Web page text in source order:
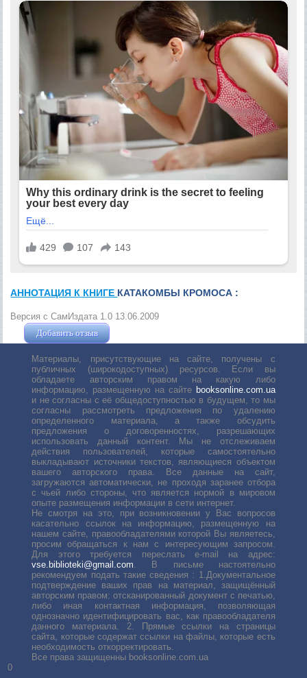
АННОТАЦИЯ К КНИГЕ КАТАКОМБЫ КРОМОСА :
Версия с СамИздата 1.0 13.06.2009
Добавить отзыв
Материалы, присутствующие на сайте, получены с
публичных (широкодоступных) ресурсов. Если вы
обладаете авторским правом на какую либо
информацию, размещенную на сайте booksonline.com.ua
и не согласны с её общедоступностью в будущем, то мы
согласны рассмотреть предложения по удалению
определенного материала, а также обсудить
предложения о договоренностях, разрешающих
использовать данный контент. Мы не отслеживаем
действия пользователей, которые самостоятельно
выкладывают источники текстов, являющиеся объектом
вашего авторского права. Все данные на сайт,
загружаются автоматически, не проходя заранее отбора
с чьей либо стороны, что является нормой в мировом
опыте размещения информации в сети интернет.
Не смотря на это, при возникновении у Вас вопросов
касательно ссылок на информацию, размещенную на
нашем сайте, правообладателями которой Вы являетесь,
просим обращаться к нам с интересующим запросом.
Для этого требуется переслать е-mail на адрес:
vse.biblioteki@gmail.com. В письме настоятельно
рекомендуем подать такие сведения : 1.Документальное
подтверждение ваших прав на материал, защищённый
авторским правом: отсканированный документ с печатью,
либо иная контактная информация, позволяющая
однозначно идентифицировать вас, как правообладателя
данного материала. 2. Прямые ссылки на страницы
сайта, которые содержат ссылки на файлы, которые есть
необходимость откорректировать.
Все права защищенны booksonline.com.ua
0